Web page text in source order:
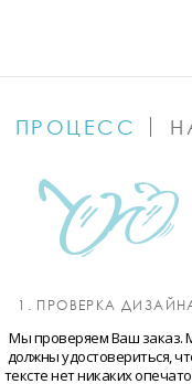
ПРОЦЕСС
1. ПРОВЕРКА
Мы проверяем Ваш заказ.
должны удостовериться,
тексте нет никаких